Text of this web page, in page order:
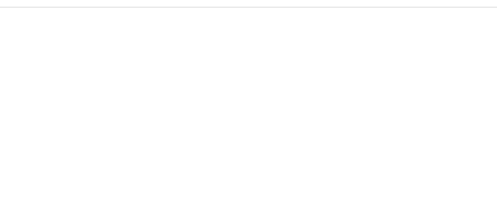
ります。 写真撮影のため一度開封しましたが、使用はしておりませ